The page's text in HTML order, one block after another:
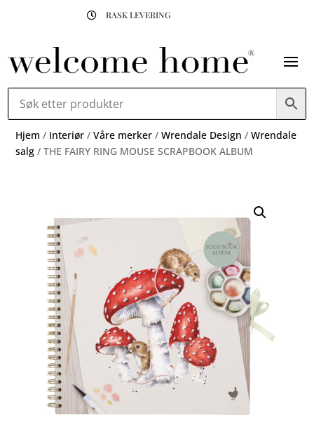
 RASK LEVERING
Hjem / Interiør /Våre merker /Wrendale Design /Wrendale
salg / THE FAIRY RING MOUSE SCRAPBOOK ALBUM